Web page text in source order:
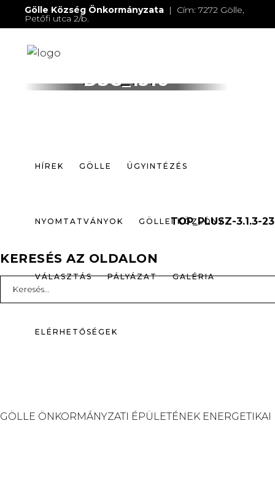
Gölle Község Önkormányzata | Cím: 7272 Gölle,
Petőfi utca 2/b.
HÍREK GÖLLE ÜGYINTÉZÉS
NYOMTATVÁNYOK GÖLLEI KÖZLÖNY
VÁLASZTÁS PÁLYÁZAT GALÉRIA
ELÉRHETŐSÉGEK
DSC_1510
TOP_PLUSZ-
KERESÉS AZ OLDALON
for:
GÖLLE ÖNKORMÁNYZATI ÉPÜLETÉNEK ENERGETIKAI